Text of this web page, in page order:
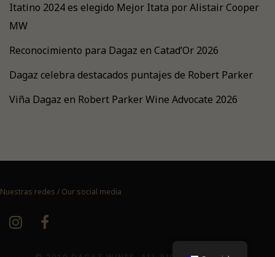
Itatino 2024 es elegido Mejor Itata por Alistair Cooper
MW
Reconocimiento para Dagaz en Catad’Or 2026
Dagaz celebra destacados puntajes de Robert Parker
Viña Dagaz en Robert Parker Wine Advocate 2026
Nuestras redes / Our social media